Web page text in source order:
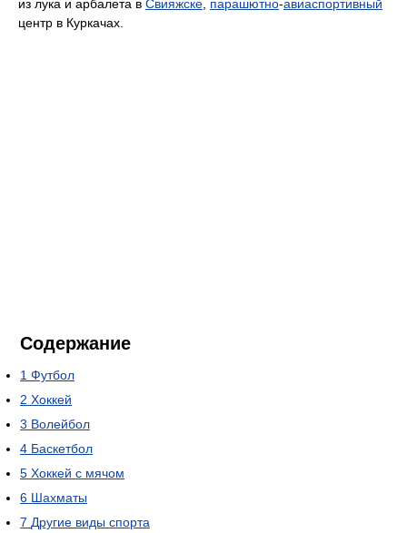
из лука и арбалета в Свияжске, парашютно-авиаспортивный
центр в Куркачах.
Содержание
1 Футбол
2 Хоккей
3 Волейбол
4 Баскетбол
5 Хоккей с мячом
6 Шахматы
7 Другие виды спорта